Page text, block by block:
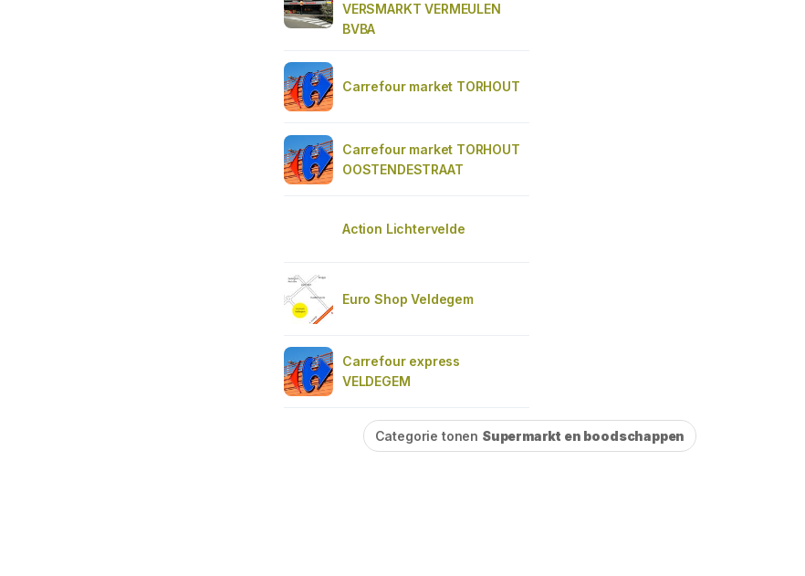
VERSMARKT VERMEULEN
BVBA
Carrefour market TORHOUT
Carrefour market TORHOUT
OOSTENDESTRAAT
Action Lichtervelde
Euro Shop Veldegem
Carrefour express
VELDEGEM
Categorie tonen Supermarkt en boodschappen